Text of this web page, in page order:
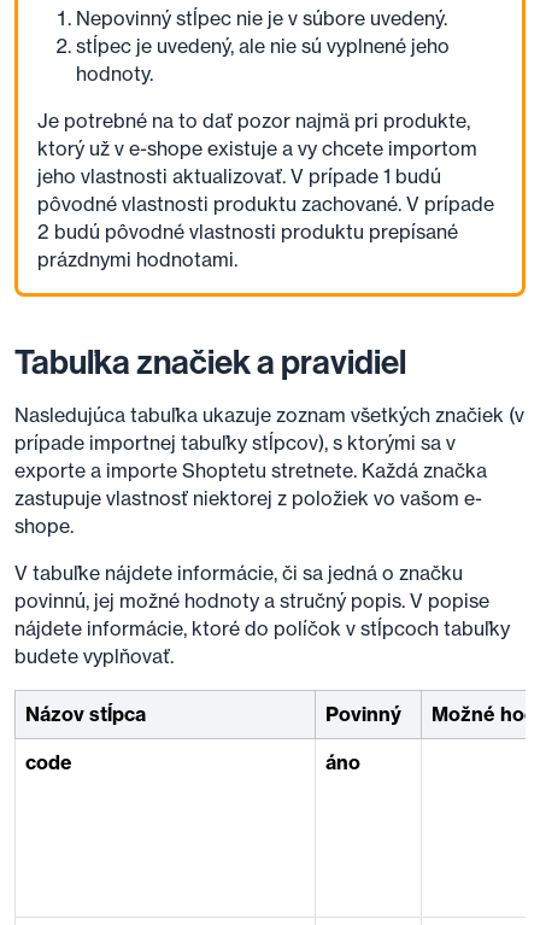
Nepovinný stĺpec nie je v súbore uvedený.
stĺpec je uvedený, ale nie sú vyplnené jeho
hodnoty.
Je potrebné na to dať pozor najmä pri produkte,
ktorý už v e-shope existuje a vy chcete importom
jeho vlastnosti aktualizovať. V prípade 1 budú
pôvodné vlastnosti produktu zachované. V prípade
2 budú pôvodné vlastnosti produktu prepísané
prázdnymi hodnotami.
Tabuľka značiek a pravidiel
Nasledujúca tabuľka ukazuje zoznam všetkých značiek (v
prípade importnej tabuľky stĺpcov), s ktorými sa v
exporte a importe Shoptetu stretnete. Každá značka
zastupuje vlastnosť niektorej z položiek vo vašom e-
shope.
V tabuľke nájdete informácie, či sa jedná o značku
povinnú, jej možné hodnoty a stručný popis. V popise
nájdete informácie, ktoré do políčok v stĺpcoch tabuľky
budete vyplňovať.
Názov stĺpca Povinný
Možné
code
áno